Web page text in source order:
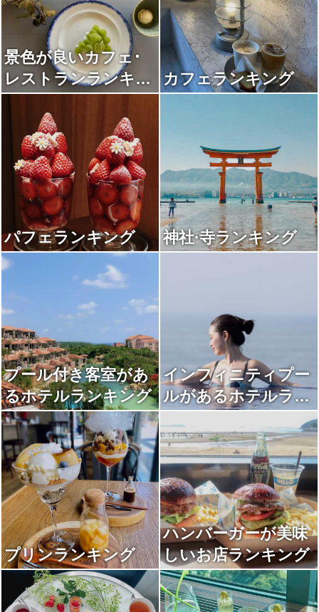
景色が良いカフェ･
レストランランキン
カフェランキング
パフェランキング 神社·寺ランキング
プール付き客室があ
るホテルランキング
インフィニティプー
ルがあるホテルラン
プリンランキング
ハンバーガーが美味
しいお店ランキング